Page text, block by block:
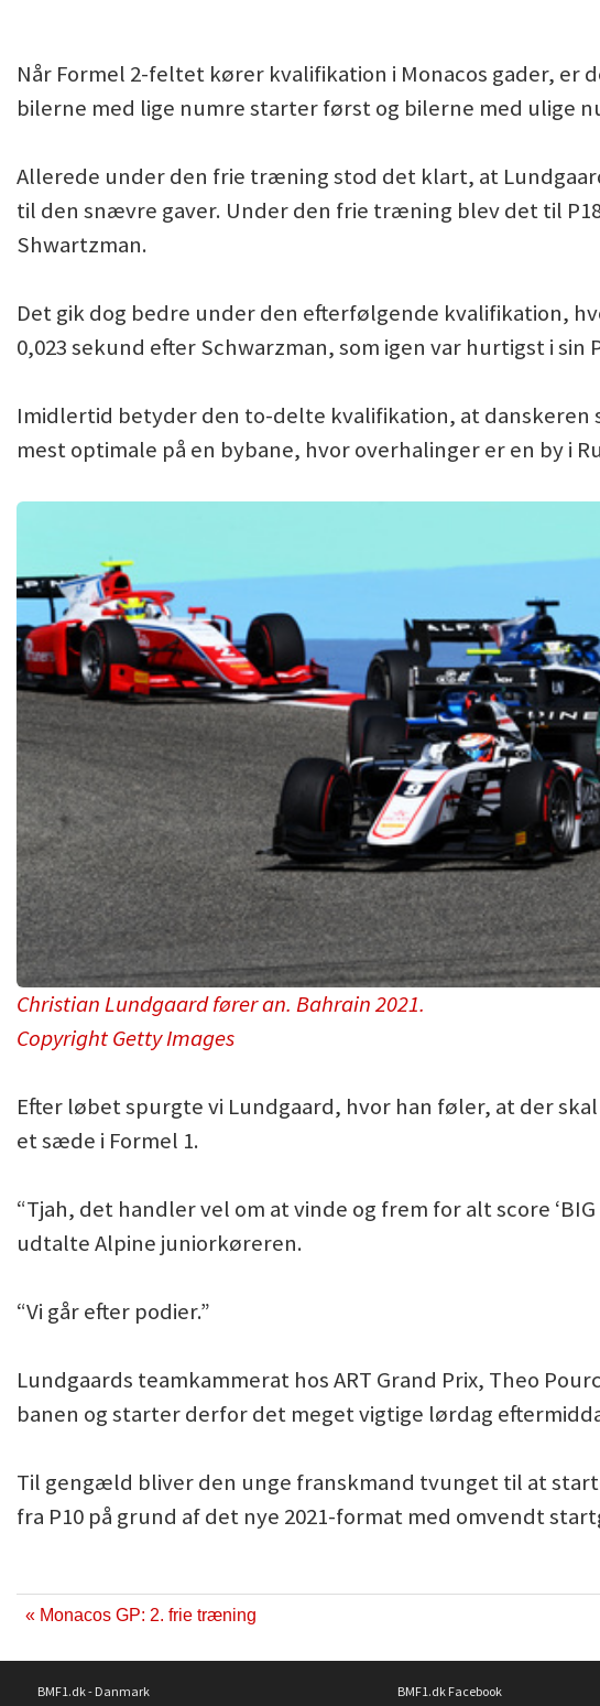
Når Formel 2-feltet kører kvalifikation i Monacos gader, er
bilerne med lige numre starter først og bilerne med ulige
Allerede under den frie træning stod det klart, at
til den snævre gaver. Under den frie træning blev det til
Shwartzman.
Det gik dog bedre under den efterfølgende kvalifikation,
0,023 sekund efter Schwarzman, som igen var hurtigst i sin
Imidlertid betyder den to-delte kvalifikation, at danskeren
mest optimale på en bybane, hvor overhalinger er en by i
Christian Lundgaard fører an. Bahrain 2021.
Copyright Getty Images
Efter løbet spurgte vi Lundgaard, hvor han føler, at der
et sæde i Formel 1.
“Tjah, det handler vel om at vinde og frem for alt score
udtalte Alpine juniorkøreren.
“Vi går efter podier.”
Lundgaards teamkammerat hos ART Grand Prix, Theo
banen og starter derfor det meget vigtige lørdag
Til gengæld bliver den unge franskmand tvunget til at
fra P10 på grund af det nye 2021-format med omvendt
« Monacos GP: 2. frie træning
BMF1.dk - Danmark
BMF1.dk Facebook